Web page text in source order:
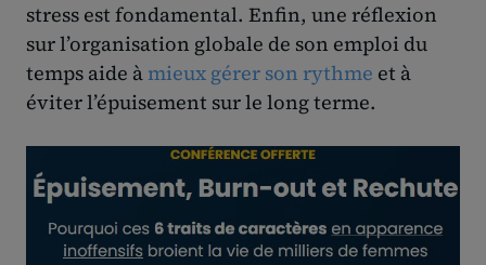
stress est fondamental. Enfin, une réflexion
sur l’organisation globale de son emploi du
temps aide à mieux gérer son rythme et à
éviter l’épuisement sur le long terme.